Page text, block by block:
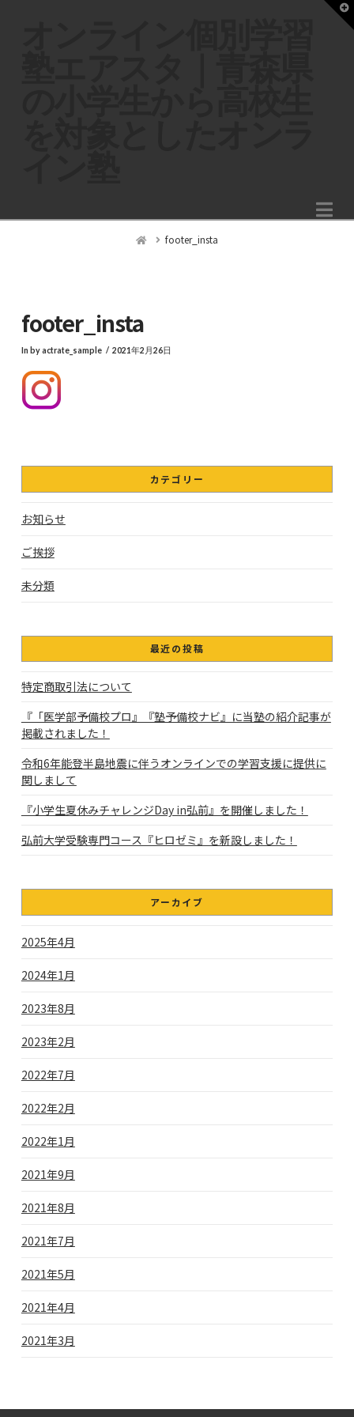
Homefooter_insta
footer_insta
In by actrate_sample 2021年2月26日
カテゴリー
お知らせ
ご挨拶
未分類
最近の投稿
特定商取引法について
『「医学部予備校プロ』『塾予備校ナビ』に当塾の紹介記事が
掲載されました！
令和6年能登半島地震に伴うオンラインでの学習支援に提供に
関しまして
『小学生夏休みチャレンジDay in弘前』を開催しました！
弘前大学受験専門コース『ヒロゼミ』を新設しました！
アーカイブ
2025年4月
2024年1月
2023年8月
2023年2月
2022年7月
2022年2月
2022年1月
2021年9月
2021年8月
2021年7月
2021年5月
2021年4月
2021年3月